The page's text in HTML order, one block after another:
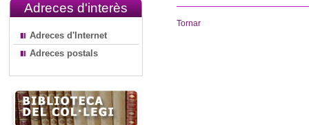
Adreces d'interès
Adreces d'Internet
Adreces postals
Tornar